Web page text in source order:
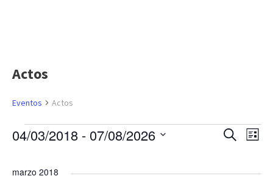
Actos
Eventos Actos
E
v
N
a
B
N
L
t
04/03/2018 - 07/08/2026
e
marzo 2018